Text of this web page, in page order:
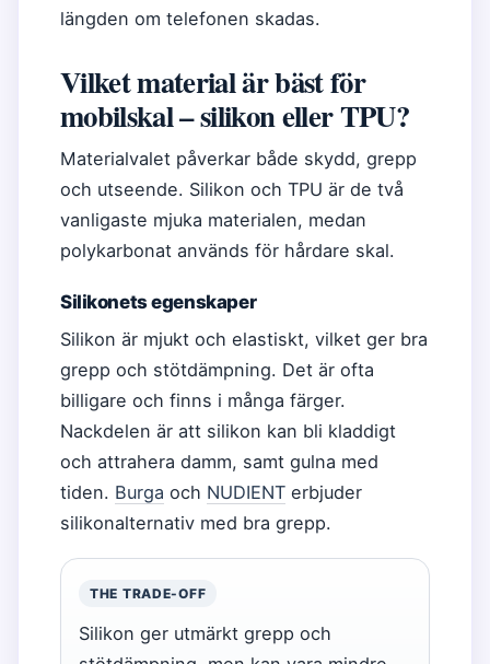
längden om telefonen skadas.
Vilket material är bäst för
mobilskal – silikon eller TPU?
Materialvalet påverkar både skydd, grepp
och utseende. Silikon och TPU är de två
vanligaste mjuka materialen, medan
polykarbonat används för hårdare skal.
Silikonets egenskaper
Silikon är mjukt och elastiskt, vilket ger bra
grepp och stötdämpning. Det är ofta
billigare och finns i många färger.
Nackdelen är att silikon kan bli kladdigt
och attrahera damm, samt gulna med
tiden. Burga och NUDIENT erbjuder
silikonalternativ med bra grepp.
THE TRADE-OFF
Silikon ger utmärkt grepp och